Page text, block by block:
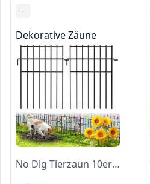
-
Dekorative Zäune
No Dig Tierzaun 10er-Pack, 42,5 cm H x 329,2 cm L, rostfreier dekorativer Metallzaun für Kaninchen und Hunde, einfach zu installierende Außenzaun für Gärten und Blumenbeete